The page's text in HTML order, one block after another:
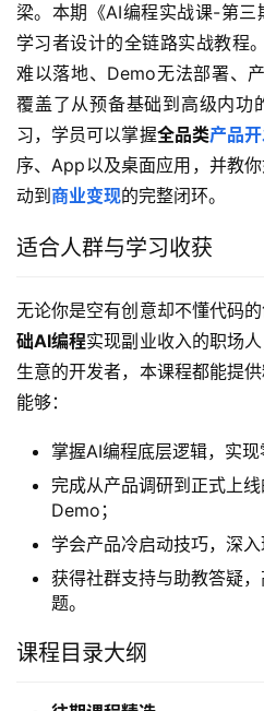
梁。本期《AI编程实战课-第
学习者设计的全链路实战教程
难以落地、Demo无法部署、
覆盖了从预备基础到高级内功
习，学员可以掌握全品类产品
序、App以及桌面应用，并教
动到 商业变现的完整闭环。
适合人群与学习收获
无论你是空有创意却不懂代码
础AI编程实现副业收入的职场
生意的开发者，本课程都能提
能够：
掌握AI编程底层逻辑，实现
完成从产品调研到正式上
Demo；
学会产品冷启动技巧，深
获得社群支持与助教答疑
题。
课程目录大纲